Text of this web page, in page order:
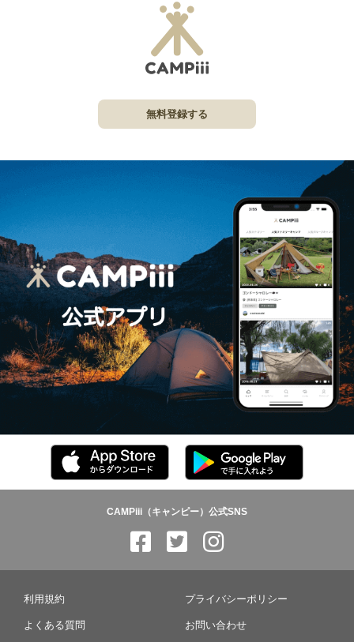
無料登録する
CAMPiii（キャンピー）公式SNS
利用規約 プライバシーポリシー
よくある質問 お問い合わせ